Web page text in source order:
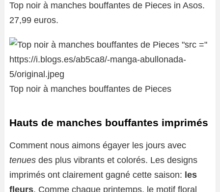
Top noir à manches bouffantes de Pieces in Asos.
27,99 euros.
Top noir à manches bouffantes de Pieces
Hauts de manches bouffantes imprimés
Comment nous aimons égayer les jours avec
tenues des plus vibrants et colorés. Les designs
imprimés ont clairement gagné cette saison: les
fleurs. Comme chaque printemps, le motif floral